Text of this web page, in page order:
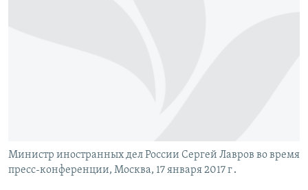
Министр иностранных дел России Сергей Лавров во время
пресс-конференции, Москва, 17 января 2017 г․